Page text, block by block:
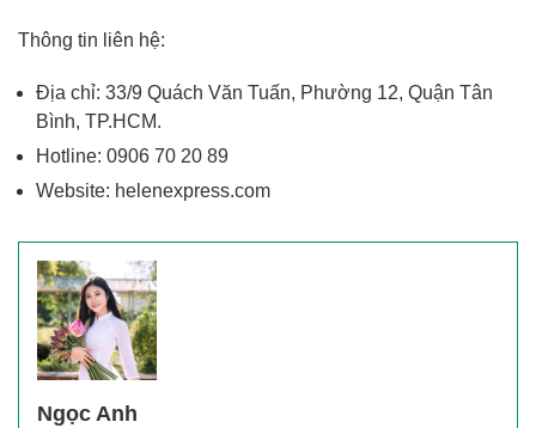
Thông tin liên hệ:
Địa chỉ: 33/9 Quách Văn Tuấn, Phường 12, Quận Tân
Bình, TP.HCM.
Hotline: 0906 70 20 89
Website: helenexpress.com
Ngọc Anh